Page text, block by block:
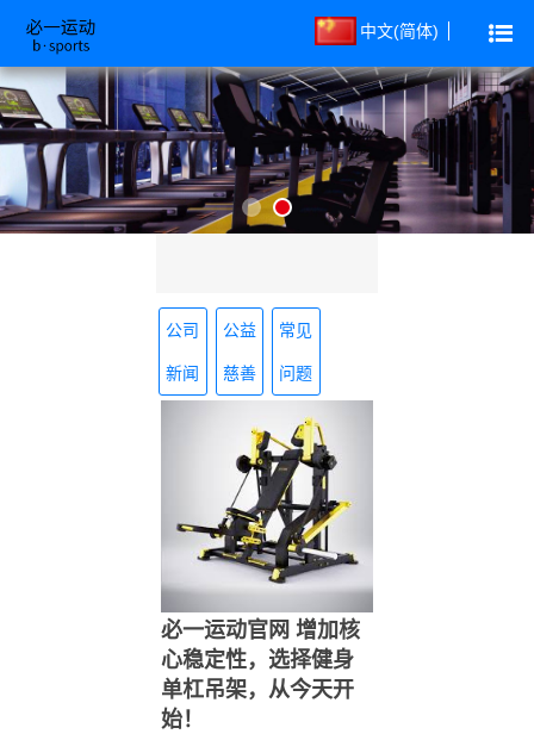
中文(简体)
公司
新闻
公益
慈善
常见
问题
必一运动官网 增加核
心稳定性，选择健身
单杠吊架，从今天开
始！